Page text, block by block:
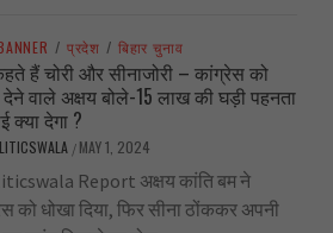
/ प्रदेश / बिहार चुनाव
हैं चोरी और सीनाजोरी – कांग्रेस को
देने वाले अक्षय बोले-15 लाख की घड़ी पहनता
क्या देगा ?
/ MAY 1, 2024
Report अक्षय कांति बम ने
को धोखा दिया, फिर सीना ठोंककर अपनी